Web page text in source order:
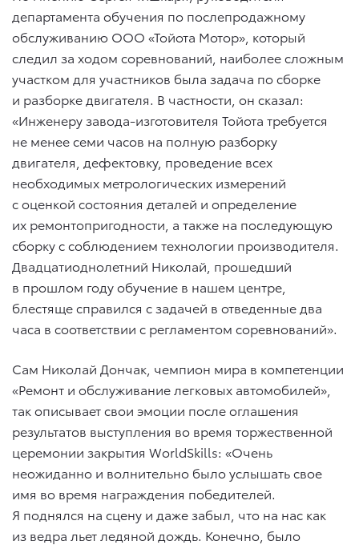
департамента обучения по послепродажному
обслуживанию ООО «Тойота Мотор», который
следил за ходом соревнований, наиболее сложным
участком для участников была задача по сборке
и разборке двигателя. В частности, он сказал:
«Инженеру завода-изготовителя Тойота требуется
не менее семи часов на полную разборку
двигателя, дефектовку, проведение всех
необходимых метрологических измерений
с оценкой состояния деталей и определение
их ремонтопригодности, а также на последующую
сборку с соблюдением технологии производителя.
Двадцатиоднолетний Николай, прошедший
в прошлом году обучение в нашем центре,
блестяще справился с задачей в отведенные два
часа в соответствии с регламентом соревнований».
Сам Николай Дончак, чемпион мира в компетенции
«Ремонт и обслуживание легковых автомобилей»,
так описывает свои эмоции после оглашения
результатов выступления во время торжественной
церемонии закрытия WorldSkills: «Очень
неожиданно и волнительно было услышать свое
имя во время награждения победителей.
Я поднялся на сцену и даже забыл, что на нас как
из ведра льет ледяной дождь. Конечно, было